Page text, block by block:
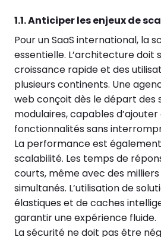
1.1. Anticiper les enjeux de
Pour un SaaS international, la
essentielle. L’architecture doit
croissance rapide et des
plusieurs continents. Une
web conçoit dès le départ des
modulaires, capables
fonctionnalités sans
La performance est
scalabilité. Les temps de
courts, même avec des milliers
simultanés. L’utilisation de
élastiques et de caches
garantir une expérience fluide.
La sécurité ne doit pas être